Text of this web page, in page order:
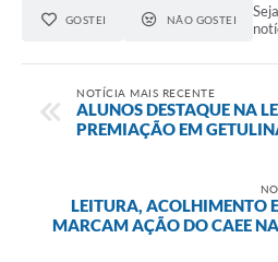
GOSTEI NÃO GOSTEI
NOTÍCIA MAIS RECENTE
ALUNOS DESTAQUE NA
PREMIAÇÃO EM
LEITURA, ACOLHIMENTO
MARCAM AÇÃO DO CAEE